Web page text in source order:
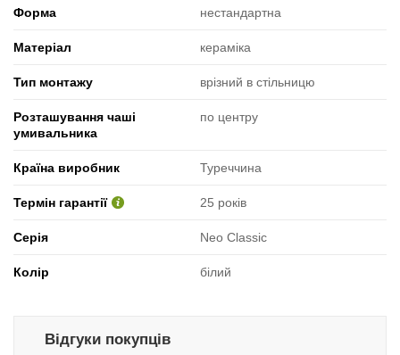
Форма нестандартна
Матеріал кераміка
Тип монтажу врізний в стільницю
Розташування чаші
умивальника
по центру
Країна виробник Туреччина
Термін гарантії 25 років
Серія Neo Classic
Колір білий
Відгуки покупців